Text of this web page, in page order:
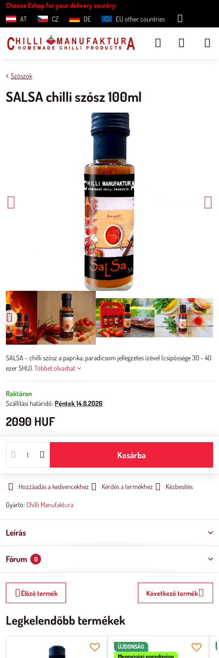
Choose Eshop for your delivery country:
AT
CZ DE EU other countries
Szószok
SALSA chilli szósz 100ml
SALSA - chilli szósz a paprika, paradicsom jellegzetes ízével (csípőssége 30 - 40
ezer SHU). Többet olvashat
Raktáron
Szállítási határidő: Péntek14.8.2026
2090 HUF
Kosárba
Hozzáadás a kedvencekhez Kérdés a termékhez Kézbesítés
Gyártó: Chilli Manufaktura
Leírás
Fórum 0
Élőző termék Következő termék
Legkelendőbb termékek
ÚJDONSÁG
Mennyiségi engedmény